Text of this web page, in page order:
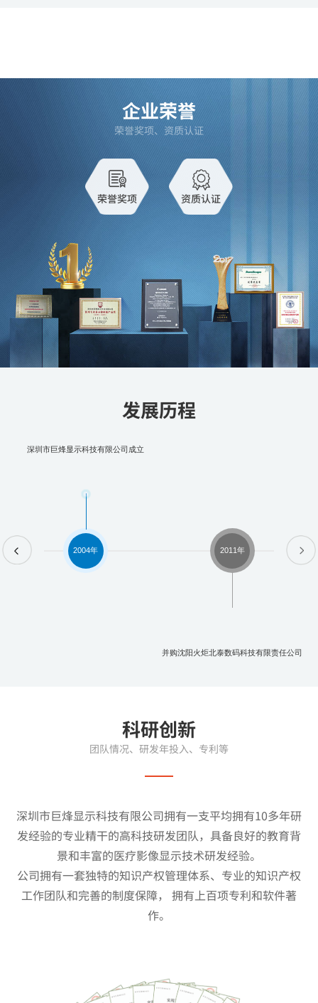
企业荣誉
荣誉奖项、资质认证
荣誉奖项 资质认证
发展历程
2004年
深圳市巨烽显示科技有限公司成立
2011年
并购沈阳火炬北泰数码科技有限责任公司
科研创新
团队情况、研发年投入、专利等
深圳市巨烽显示科技有限公司拥有一支平均拥有10多年研
发经验的专业精干的高科技研发团队，具备良好的教育背
景和丰富的医疗影像显示技术研发经验。
公司拥有一套独特的知识产权管理体系、专业的知识产权
工作团队和完善的制度保障， 拥有上百项专利和软件著
作。